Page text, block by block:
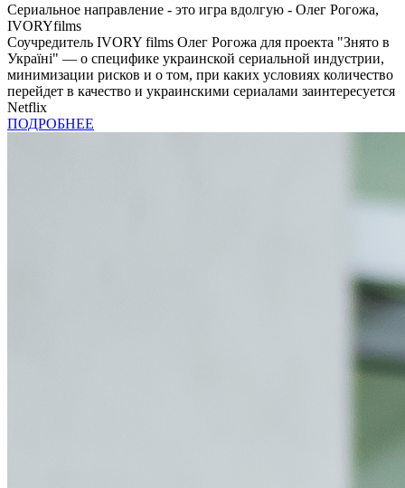
Сериальное направление - это игра вдолгую - Олег Рогожа,
IVORYfilms
Соучредитель IVORY films Олег Рогожа для проекта "Знято в
Україні" — о специфике украинской сериальной индустрии,
минимизации рисков и о том, при каких условиях количество
перейдет в качество и украинскими сериалами заинтересуется
Netflix
ПОДРОБНЕЕ